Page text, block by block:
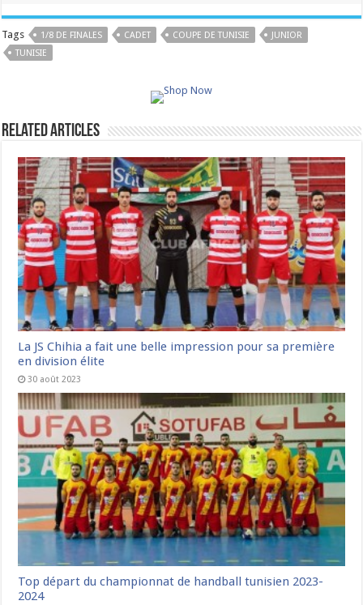
Tags 1/8 DE FINALES CADET COUPE DE TUNISIE
JUNIOR
TUNISIE
Related Articles
La JS Chihia a fait une belle impression pour sa première
en division élite
30 août 2023
Top départ du championnat de handball tunisien 2023-
2024